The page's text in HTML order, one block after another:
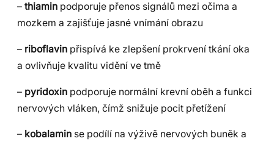
– thiamin podporuje přenos signálů mezi očima a
mozkem a zajišťuje jasné vnímání obrazu
– riboflavin přispívá ke zlepšení prokrvení tkání oka
a ovlivňuje kvalitu vidění ve tmě
– pyridoxin podporuje normální krevní oběh a funkci
nervových vláken, čímž snižuje pocit přetížení
– kobalamin se podílí na výživě nervových buněk a